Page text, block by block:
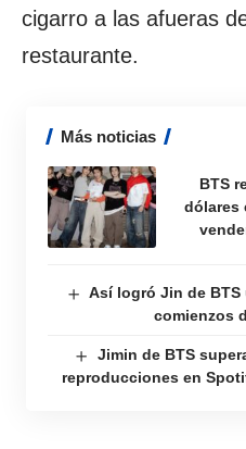
cigarro a las afueras
restaurante.
Más noticias
BTS
dólares
Así logró Jin de BTS
comienzos
Jimin de BTS
reproducciones en